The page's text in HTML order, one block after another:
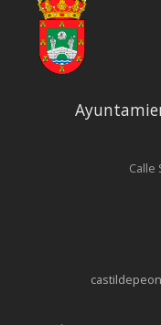
Calle